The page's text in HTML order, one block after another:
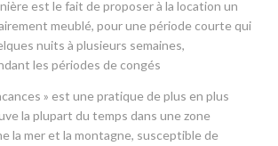
est le fait de proposer à la location un
meublé, pour une période courte qui
nuits à plusieurs semaines,
les périodes de congés
» est une pratique de plus en plus
la plupart du temps dans une zone
la mer et la montagne, susceptible de